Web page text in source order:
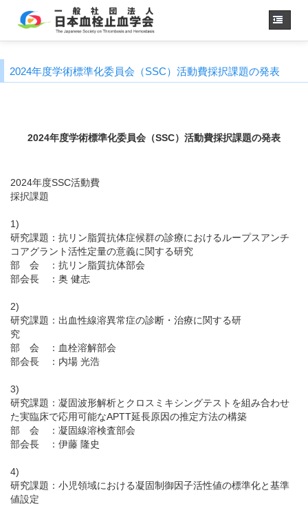
学会概要・理事長挨拶
認定医制度
会員専用
事務手続き （入退会・変更）
2024年度学術標準化委員会（SSC）活動費採択課題の発表
2024年度学術標準化委員会（SSC）活動費採択課題の発表
2024年度SSC活動費
採択課題
1)
研究課題：抗リン脂質抗体症候群の診療におけるループスアンチ
コアグラント活性定量の意義に関する研究
部 会 ：抗リン脂質抗体部会
部会長 ：奥 健志
2)
研究課題：出血性線溶異常症の診断・治療に関する研
究
部 会 ：血栓溶解部会
部会長 ：内場 光浩
3)
研究課題：凝固波形解析とクロスミキシングテストを組み合わせ
た実臨床で応用可能なAPTT延長原因の推定方法の構築
部 会 ：凝固線溶検査部会
部会長 ：伊藤 隆史
4)
研究課題：小児領域における凝固制御因子活性値の標準化と基準
値設定